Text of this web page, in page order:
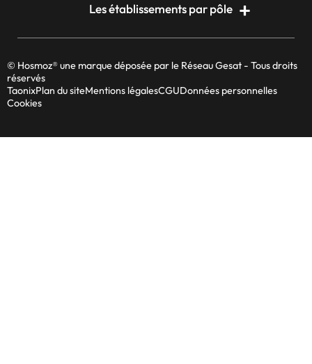
Les établissements par pôle
© Hosmoz® une marque déposée par le Réseau Gesat - Tous droits
réservés
TaonixPlan du siteMentions légalesCGUDonnées personnelles
Cookies